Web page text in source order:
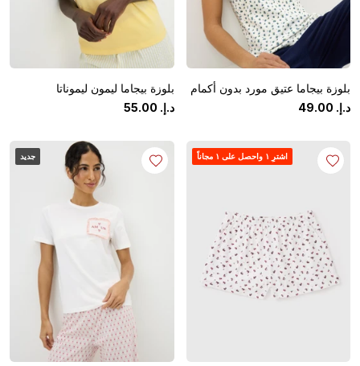
بلوزة بيجاما عتيق مورد بدون أكمام
د.إ.
49.00
بلوزة بيجاما ليمون ليموناتا
د.إ.
55.00
اشترِ ١ واحصل على ١ مجاناً جديد